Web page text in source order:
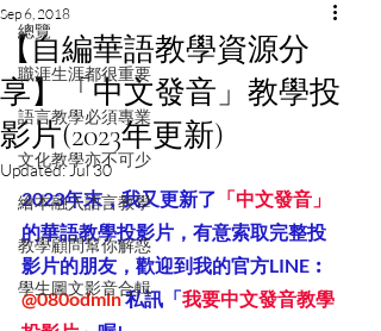
總覽
職涯生涯都很重要
語言教學必須專業
文化教學亦不可少
繪本融入語言教學
教學顧問幫你解惑
學生圖文影音合輯
【自編華語教學資源分
享】「中文發音」教學投
影片(2023年更新)
Sep 6, 2018
Updated:Jul 30
2023年末，我又更新了 「中文發音」
的華語教學投影片，有意索取完整投
影片的朋友， 歡迎到我的官方LINE︰
@080odmln 私訊「我要中文發音教學